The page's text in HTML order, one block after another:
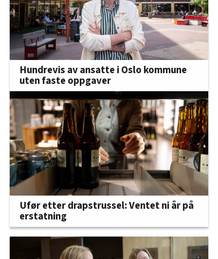
Hundrevis av ansatte i Oslo kommune
uten faste oppgaver
Ufør etter drapstrussel: Ventet ni år på
erstatning